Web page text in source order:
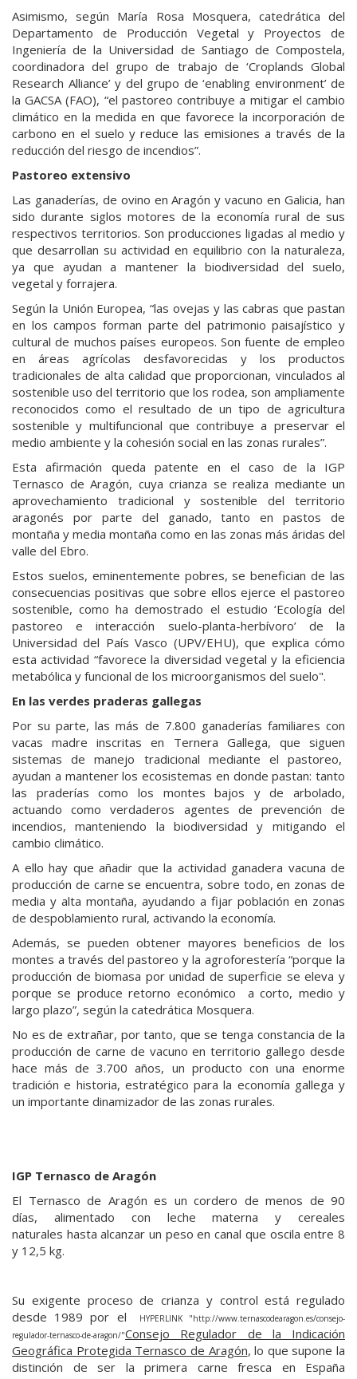
Asimismo, según María Rosa Mosquera, catedrática del
Departamento de Producción Vegetal y Proyectos de
Ingeniería de la Universidad de Santiago de Compostela,
coordinadora del grupo de trabajo de ‘Croplands Global
Research Alliance’ y del grupo de ‘enabling environment’ de
la GACSA (FAO), “el pastoreo contribuye a mitigar el cambio
climático en la medida en que favorece la incorporación de
carbono en el suelo y reduce las emisiones a través de la
reducción del riesgo de incendios”.
Pastoreo extensivo
Las ganaderías, de ovino en Aragón y vacuno en Galicia, han
sido durante siglos motores de la economía rural de sus
respectivos territorios. Son producciones ligadas al medio y
que desarrollan su actividad en equilibrio con la naturaleza,
ya que ayudan a mantener la biodiversidad del suelo,
vegetal y forrajera.
Según la Unión Europea, “las ovejas y las cabras que pastan
en los campos forman parte del patrimonio paisajístico y
cultural de muchos países europeos. Son fuente de empleo
en áreas agrícolas desfavorecidas y los productos
tradicionales de alta calidad que proporcionan, vinculados al
sostenible uso del territorio que los rodea, son ampliamente
reconocidos como el resultado de un tipo de agricultura
sostenible y multifuncional que contribuye a preservar el
medio ambiente y la cohesión social en las zonas rurales”.
Esta afirmación queda patente en el caso de la IGP
Ternasco de Aragón, cuya crianza se realiza mediante un
aprovechamiento tradicional y sostenible del territorio
aragonés por parte del ganado, tanto en pastos de
montaña y media montaña como en las zonas más áridas del
valle del Ebro.
Estos suelos, eminentemente pobres, se benefician de las
consecuencias positivas que sobre ellos ejerce el pastoreo
sostenible, como ha demostrado el estudio ‘Ecología del
pastoreo e interacción suelo-planta-herbívoro’ de la
Universidad del País Vasco (UPV/EHU), que explica cómo
esta actividad “favorece la diversidad vegetal y la eficiencia
metabólica y funcional de los microorganismos del suelo".
En las verdes praderas gallegas
Por su parte, las más de 7.800 ganaderías familiares con
vacas madre inscritas en Ternera Gallega, que siguen
sistemas de manejo tradicional mediante el pastoreo,
ayudan a mantener los ecosistemas en donde pastan: tanto
las praderías como los montes bajos y de arbolado,
actuando como verdaderos agentes de prevención de
incendios, manteniendo la biodiversidad y mitigando el
cambio climático.
A ello hay que añadir que la actividad ganadera vacuna de
producción de carne se encuentra, sobre todo, en zonas de
media y alta montaña, ayudando a fijar población en zonas
de despoblamiento rural, activando la economía.
Además, se pueden obtener mayores beneficios de los
montes a través del pastoreo y la agroforestería “porque la
producción de biomasa por unidad de superficie se eleva y
porque se produce retorno económico a corto, medio y
largo plazo”, según la catedrática Mosquera.
No es de extrañar, por tanto, que se tenga constancia de la
producción de carne de vacuno en territorio gallego desde
hace más de 3.700 años, un producto con una enorme
tradición e historia, estratégico para la economía gallega y
un importante dinamizador de las zonas rurales.
IGP Ternasco de Aragón
El Ternasco de Aragón es un cordero de menos de 90
días, alimentado con leche materna y cereales
naturales hasta alcanzar un peso en canal que oscila entre 8
y 12,5 kg.
Su exigente proceso de crianza y control está regulado
desde 1989 por el HYPERLINK "http://www.ternascodearagon.es/consejo-
regulador-ternasco-de-aragon/"Consejo Regulador de la Indicación
Geográfica Protegida Ternasco de Aragón, lo que supone la
distinción de ser la primera carne fresca en España